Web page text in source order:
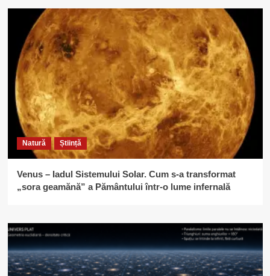
Natură Știință
Venus – Iadul Sistemului Solar. Cum s-a transformat
„sora geamănă” a Pământului într-o lume infernală